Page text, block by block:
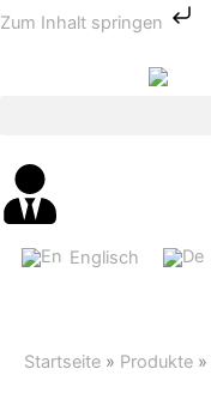
Zum Inhalt springen
Zum
Englisch
Startseite » Produkte »